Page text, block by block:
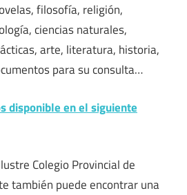
filosofía, religión,
ciencias naturales,
arte, literatura, historia,
para su consulta…
disponible en el siguiente
Colegio Provincial de
también puede encontrar una